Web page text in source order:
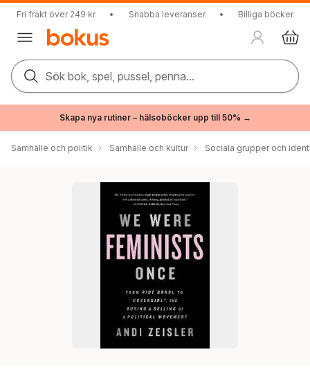
Fri frakt över 249 kr • Snabba leveranser • Billiga böcker
Sök bok, spel, pussel, penna...
Skapa nya rutiner – hälsoböcker upp till 50% →
Samhälle och politik Samhälle och kultur Sociala grupper och